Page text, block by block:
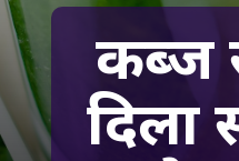
कब्ज
दिला